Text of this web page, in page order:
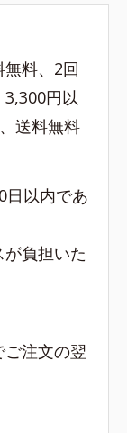
料、2回
円以
送料無料
日以内であ
負担いた
注文の翌